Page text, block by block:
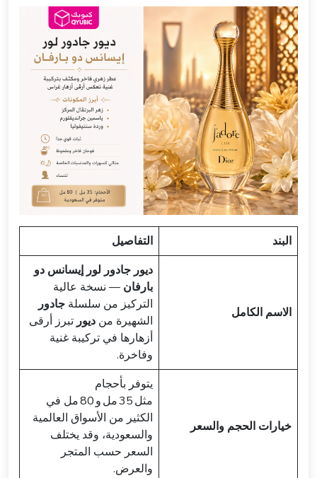
البند التفاصيل
الاسم الكامل
ديور جادور لور إيسانس دو
بارفان — نسخة عالية
التركيز من سلسلة جادور
الشهيرة من ديور تبرز أرقى
أزهارها في تركيبة غنية
وفاخرة.
خيارات الحجم والسعر
يتوفر بأحجام
مثل 35 مل و 80 مل في
الكثير من الأسواق العالمية
والسعودية، وقد يختلف
السعر حسب المتجر
والعرض.